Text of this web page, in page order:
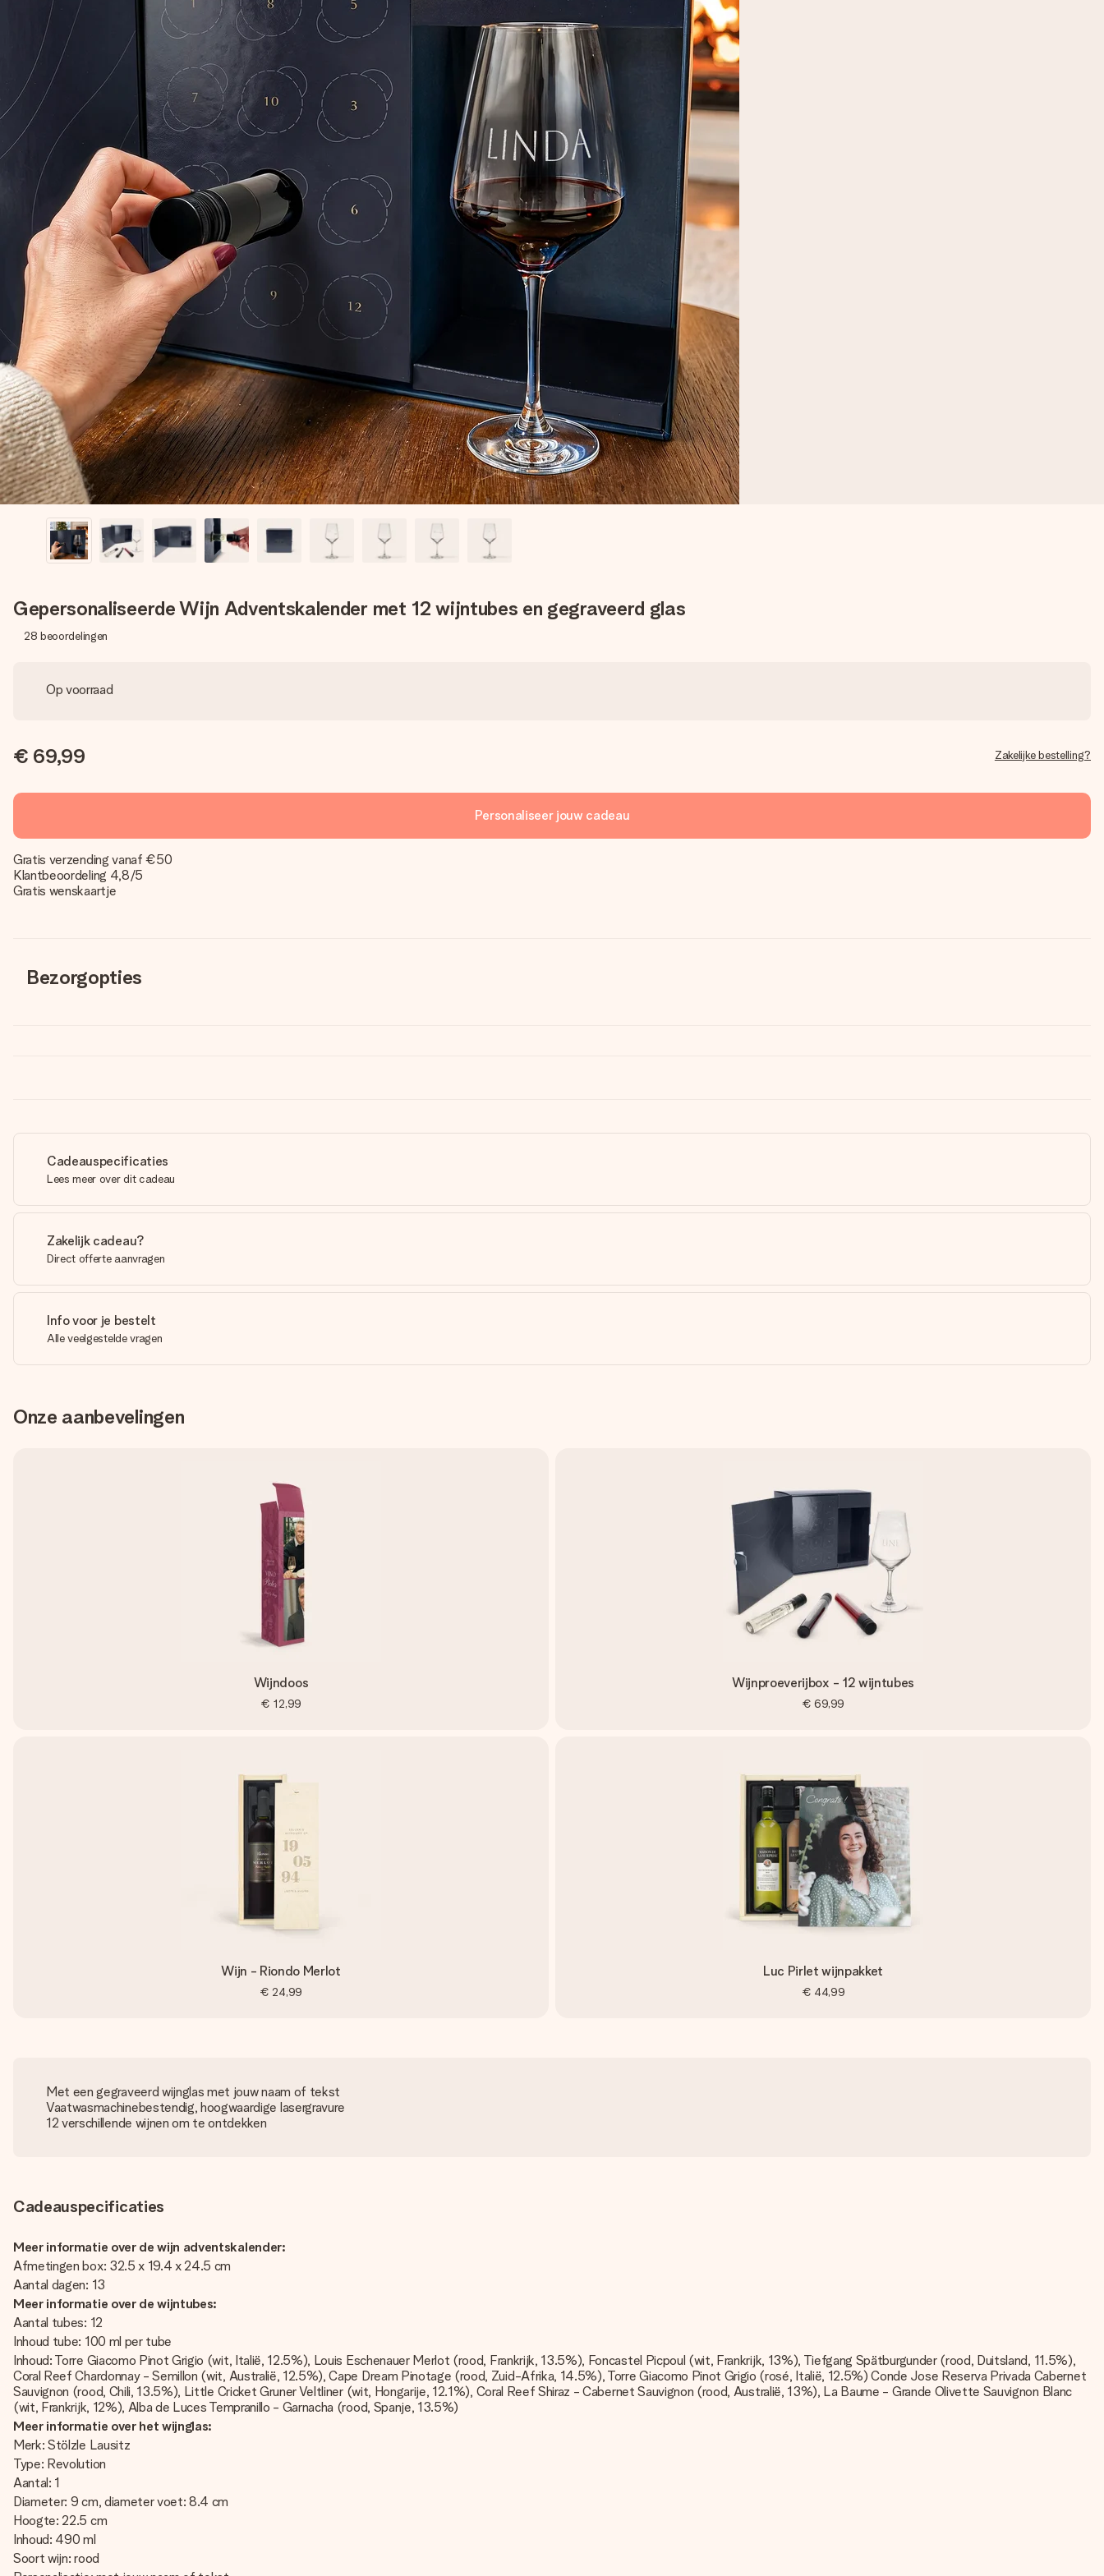
Gepersonaliseerde Wijn Adventskalender met 12 wijntubes en gegraveerd glas
28 beoordelingen
Op voorraad
€ 69,99 Zakelijke bestelling?
Personaliseer jouw cadeau
Gratis verzending vanaf €50
Klantbeoordeling 4,8/5
Gratis wenskaartje
Bezorgopties
Cadeauspecificaties
Lees meer over dit cadeau
Zakelijk cadeau?
Direct offerte aanvragen
Info voor je bestelt
Alle veelgestelde vragen
Onze aanbevelingen
Wijndoos
€ 12,99
Wijnproeverijbox - 12 wijntubes
€ 69,99
Wijn - Riondo Merlot
€ 24,99
Luc Pirlet wijnpakket
€ 44,99
Met een gegraveerd wijnglas met jouw naam of tekst
Vaatwasmachinebestendig, hoogwaardige lasergravure
12 verschillende wijnen om te ontdekken
Cadeauspecificaties
Meer informatie over de wijn adventskalender:
Afmetingen box: 32.5 x 19.4 x 24.5 cm
Aantal dagen: 13
Meer informatie over de wijntubes:
Aantal tubes: 12
Inhoud tube: 100 ml per tube
Inhoud: Torre Giacomo Pinot Grigio (wit, Italië, 12.5%), Louis Eschenauer Merlot (rood, Frankrijk, 13.5%), Foncastel Picpoul (wit, Frankrijk, 13%), Tiefgang Spätburgunder (rood, Duitsland, 11.5%),
Coral Reef Chardonnay - Semillon (wit, Australië, 12.5%), Cape Dream Pinotage (rood, Zuid-Afrika, 14.5%), Torre Giacomo Pinot Grigio (rosé, Italië, 12.5%) Conde Jose Reserva Privada Cabernet
Sauvignon (rood, Chili, 13.5%), Little Cricket Gruner Veltliner (wit, Hongarije, 12.1%), Coral Reef Shiraz - Cabernet Sauvignon (rood, Australië, 13%), La Baume - Grande Olivette Sauvignon Blanc
(wit, Frankrijk, 12%), Alba de Luces Tempranillo - Garnacha (rood, Spanje, 13.5%)
Meer informatie over het wijnglas:
Merk: Stölzle Lausitz
Type: Revolution
Aantal: 1
Diameter: 9 cm, diameter voet: 8.4 cm
Hoogte: 22.5 cm
Inhoud: 490 ml
Soort wijn: rood